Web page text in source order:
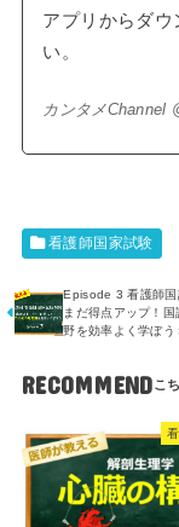
アプリからダウ
い。
カンタメChannel
看護師国家試験
Episode 3 看護師国
まだ得点アップ！
野を効率よく学ぼう
RECOMMEND